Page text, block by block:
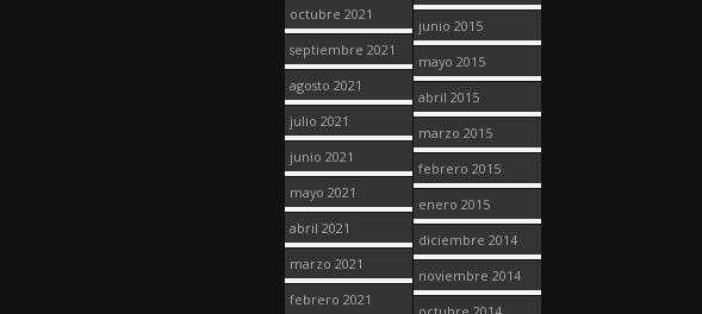
octubre 2021
septiembre 2021
agosto 2021
julio 2021
junio 2021
mayo 2021
abril 2021
marzo 2021
febrero 2021
junio 2015
mayo 2015
abril 2015
marzo 2015
febrero 2015
enero 2015
diciembre 2014
noviembre 2014